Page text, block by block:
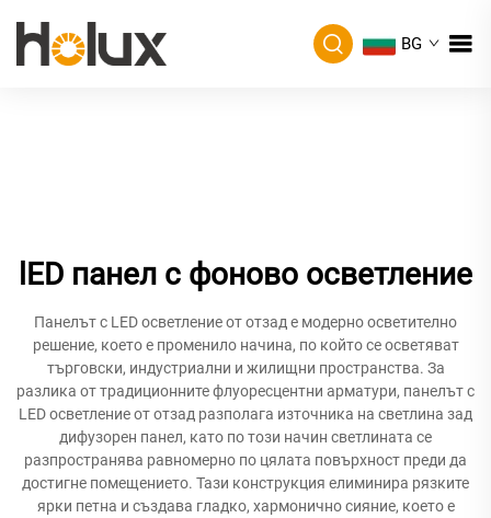
BG
lED панел с фоново осветление
Панелът с LED осветление от отзад е модерно осветително
решение, което е променило начина, по който се осветяват
търговски, индустриални и жилищни пространства. За
разлика от традиционните флуоресцентни арматури, панелът с
LED осветление от отзад разполага източника на светлина зад
дифузорен панел, като по този начин светлината се
разпространява равномерно по цялата повърхност преди да
достигне помещението. Тази конструкция елиминира рязките
ярки петна и създава гладко, хармонично сияние, което е